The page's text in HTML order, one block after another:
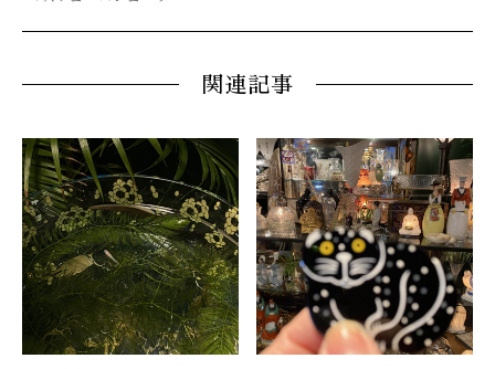
関連記事